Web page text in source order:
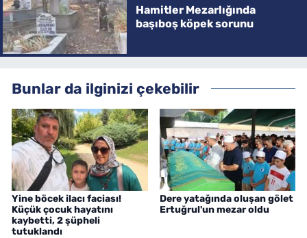
Hamitler Mezarlığında
başıboş köpek sorunu
Bunlar da ilginizi çekebilir
Yine böcek ilacı faciası!
Küçük çocuk hayatını
kaybetti, 2 şüpheli
tutuklandı
Dere yatağında oluşan gölet
Ertuğrul'un mezar oldu